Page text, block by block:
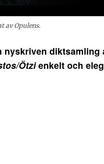
av Opulens.
nyskriven
Ötzienkelt och